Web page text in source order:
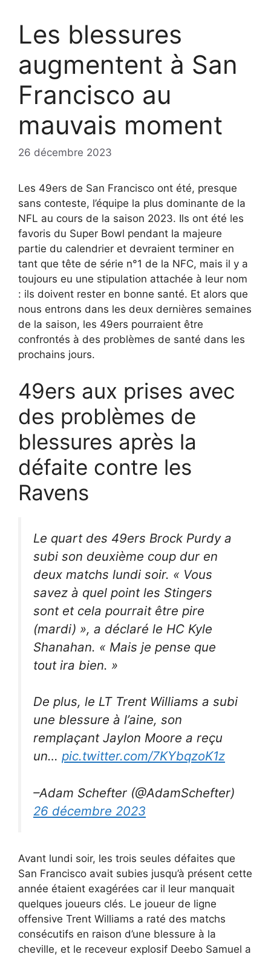
Les blessures
augmentent à San
Francisco au
mauvais moment
26 décembre 2023
Les 49ers de San Francisco ont été, presque
sans conteste, l’équipe la plus dominante de la
NFL au cours de la saison 2023. Ils ont été les
favoris du Super Bowl pendant la majeure
partie du calendrier et devraient terminer en
tant que tête de série n°1 de la NFC, mais il y a
toujours eu une stipulation attachée à leur nom
: ils doivent rester en bonne santé. Et alors que
nous entrons dans les deux dernières semaines
de la saison, les 49ers pourraient être
confrontés à des problèmes de santé dans les
prochains jours.
49ers aux prises avec
des problèmes de
blessures après la
défaite contre les
Ravens
Le quart des 49ers Brock Purdy a
subi son deuxième coup dur en
deux matchs lundi soir. « Vous
savez à quel point les Stingers
sont et cela pourrait être pire
(mardi) », a déclaré le HC Kyle
Shanahan. « Mais je pense que
tout ira bien. »
De plus, le LT Trent Williams a subi
une blessure à l’aine, son
remplaçant Jaylon Moore a reçu
un… pic.twitter.com/7KYbqzoK1z
–Adam Schefter (@AdamSchefter)
26 décembre 2023
Avant lundi soir, les trois seules défaites que
San Francisco avait subies jusqu’à présent cette
année étaient exagérées car il leur manquait
quelques joueurs clés. Le joueur de ligne
offensive Trent Williams a raté des matchs
consécutifs en raison d’une blessure à la
cheville, et le receveur explosif Deebo Samuel a